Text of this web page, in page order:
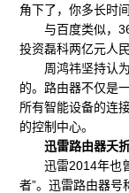
角下了，你多长时
与百度类似，
投资磊科两亿元人
周鸿祎坚持认为
的。路由器不仅是
所有智能设备的连
的控制中心。
迅雷路由器夭
迅雷2014年也曾
者”。迅雷路由器